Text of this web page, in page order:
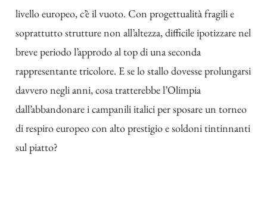
livello europeo, c’è il vuoto. Con progettualità fragili e
soprattutto strutture non all’altezza, difficile ipotizzare nel
breve periodo l’approdo al top di una seconda
rappresentante tricolore. E se lo stallo dovesse prolungarsi
davvero negli anni, cosa tratterebbe l’Olimpia
dall’abbandonare i campanili italici per sposare un torneo
di respiro europeo con alto prestigio e soldoni tintinnanti
sul piatto?